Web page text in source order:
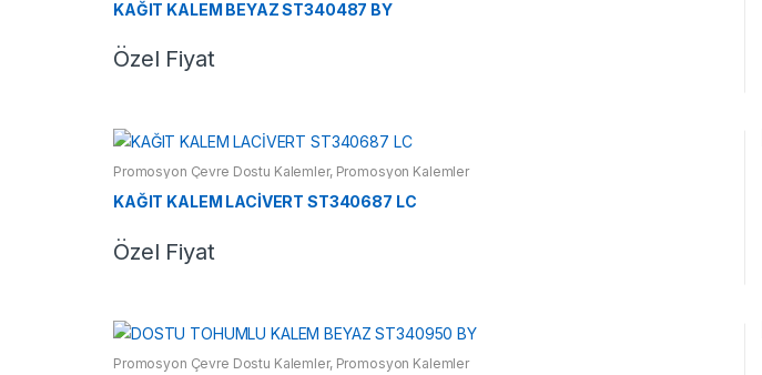
KAĞIT KALEM BEYAZ ST340487 BY
Özel Fiyat
Promosyon Çevre Dostu Kalemler, Promosyon Kalemler
KAĞIT KALEM LACİVERT ST340687 LC
Özel Fiyat
Promosyon Çevre Dostu Kalemler, Promosyon Kalemler